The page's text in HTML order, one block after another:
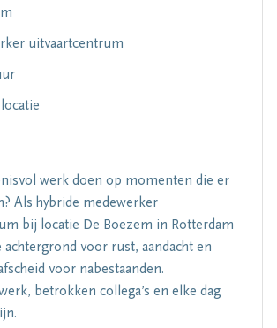
uitvaartcentrum
werk doen op momenten die er
Als hybride medewerker
bij locatie De Boezem in Rotterdam
achtergrond voor rust, aandacht en
voor nabestaanden.
betrokken collega’s en elke dag